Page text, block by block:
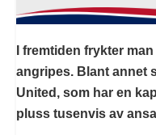
I fremtiden frykter
angripes. Blant annet
United, som har en
pluss tusenvis av